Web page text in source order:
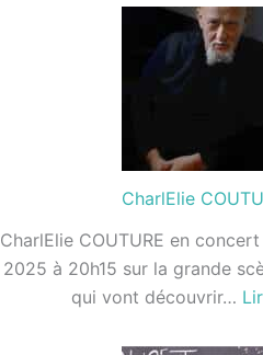
CharlElie
CharlElie COUTURE en
2025 à 20h15 sur la grande
qui vont découvrir…